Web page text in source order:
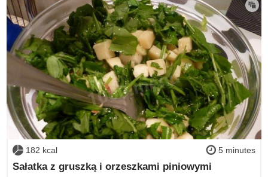
182 kcal 5 minutes
Sałatka z gruszką i orzeszkami piniowymi